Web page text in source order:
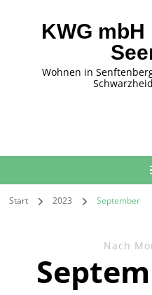
KWG
Wohnen in
Start 2023 September
Nach